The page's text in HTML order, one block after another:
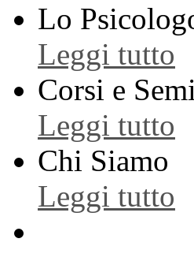
Lo
Leggi tutto
Corsi e
Leggi tutto
Chi Siamo
Leggi tutto